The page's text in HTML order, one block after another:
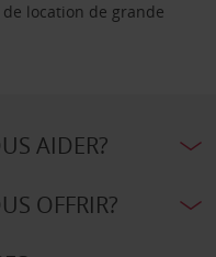
location de grande
AIDER?
OFFRIR?